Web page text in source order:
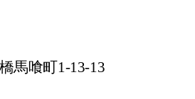
馬喰町1-13-13